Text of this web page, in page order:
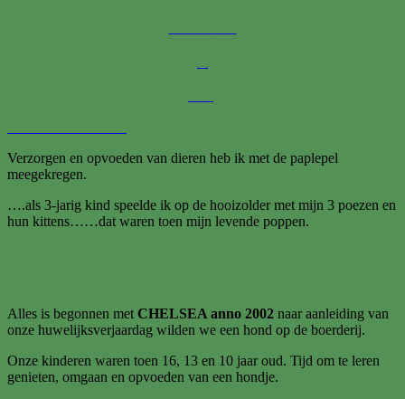
Verzorgen en opvoeden van dieren heb ik met de paplepel
meegekregen.
….als 3-jarig kind speelde ik op de hooizolder met mijn 3 poezen en
hun kittens……dat waren toen mijn levende poppen.
Alles is begonnen met CHELSEA anno 2002 naar aanleiding van
onze huwelijksverjaardag wilden we een hond op de boerderij.
Onze kinderen waren toen 16, 13 en 10 jaar oud. Tijd om te leren
genieten, omgaan en opvoeden van een hondje.